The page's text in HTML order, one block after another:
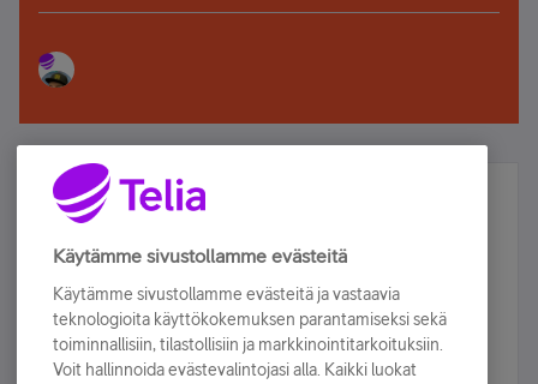
Älä jää paitsi – osallistu ja voita!
Tilaa Telian uutiskirje ja olet mukana arvonnassa.
sähköpostiisi.
Tilaa nyt
Käytämme sivustollamme evästeitä
Käytämme sivustollamme evästeitä ja vastaavia
teknologioita käyttökokemuksen parantamiseksi sekä
toiminnallisiin, tilastollisiin ja markkinointitarkoituksiin.
Voit hallinnoida evästevalintojasi alla. Kaikki luokat